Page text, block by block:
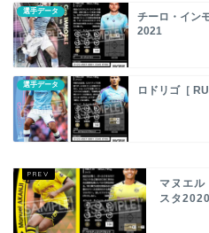
選手データ
チーロ・イン
2021
選手データ ロドリゴ［
マヌエ
スタ2020